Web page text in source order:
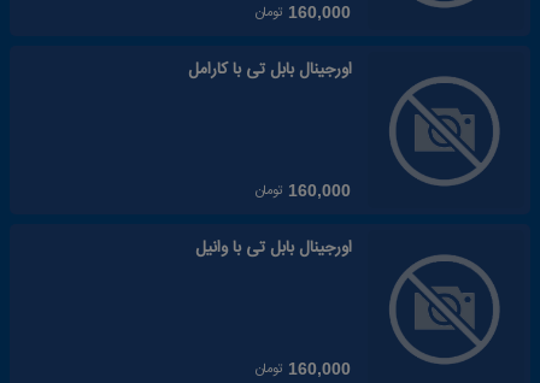
160,000 تومان
اورجینال بابل تی با کارامل
160,000 تومان
اورجینال بابل تی با وانیل
160,000 تومان